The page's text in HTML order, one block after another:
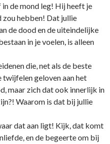
de mond leg! Hij heeft je
zou hebben! Dat jullie
de dood en de uiteindelijke
in je voelen, is alleen
die, net als de beste
twijfelen geloven aan het
maar zich dat ook innerlijk in
Waarom is dat bij jullie
dat aan ligt! Kijk, dat komt
en de begeerte om bij